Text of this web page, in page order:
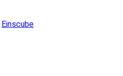
Einscube